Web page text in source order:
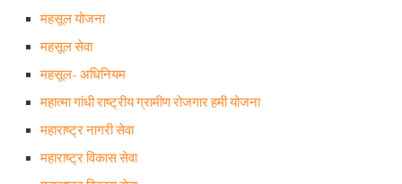
महसूल योजना
महसूल सेवा
महसूल- अधिनियम
महात्मा गांधी राष्ट्रीय ग्रामीण रोजगार हमी योजना
महाराष्ट्र नागरी सेवा
महाराष्ट्र विकास सेवा